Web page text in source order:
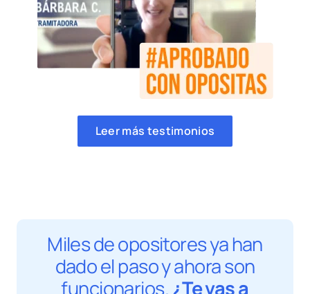
Leer más testimonios
Miles de opositores ya han
dado el paso y ahora son
funcionarios.¿Te vas a